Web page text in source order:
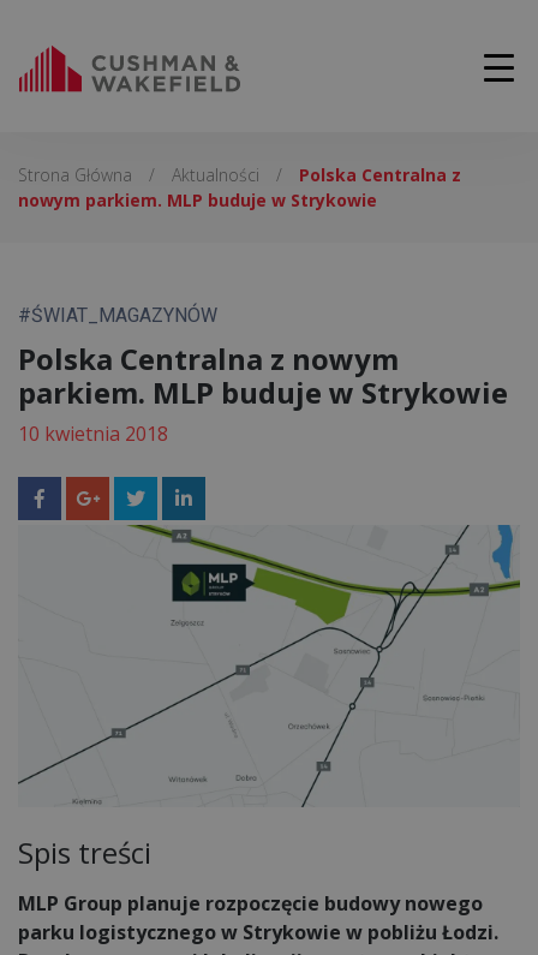
Strona Główna / Aktualności /
Polska Centralna z
nowym parkiem. MLP buduje w Strykowie
#ŚWIAT_MAGAZYNÓW
Polska Centralna z nowym
parkiem. MLP buduje w Strykowie
10 kwietnia 2018
Spis treści
MLP Group planuje rozpoczęcie budowy nowego
parku logistycznego w Strykowie w pobliżu Łodzi.